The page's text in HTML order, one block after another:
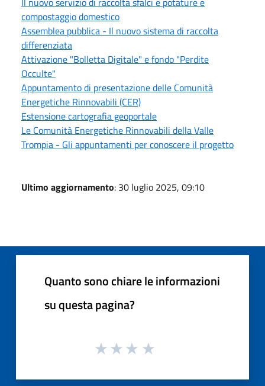
compostaggio domestico
Assemblea pubblica - Il nuovo sistema di raccolta
differenziata
Attivazione "Bolletta Digitale" e fondo "Perdite
Occulte"
Appuntamento di presentazione delle Comunità
Energetiche Rinnovabili (CER)
Estensione cartografia geoportale
Le Comunità Energetiche Rinnovabili della Valle
Trompia - Gli appuntamenti per conoscere il progetto
Ultimo aggiornamento: 30 luglio 2025, 09:10
Quanto sono chiare le informazioni
su questa pagina?